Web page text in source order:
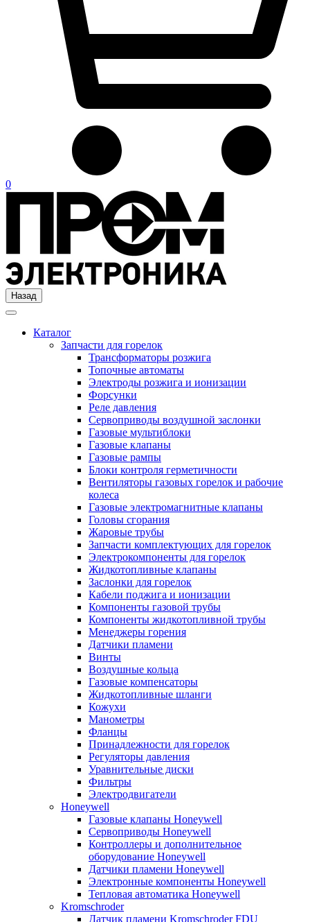
0
Назад
Каталог
Запчасти для горелок
Трансформаторы розжига
Топочные автоматы
Электроды розжига и ионизации
Форсунки
Реле давления
Сервоприводы воздушной заслонки
Газовые мультиблоки
Газовые клапаны
Газовые рампы
Блоки контроля герметичности
Вентиляторы газовых горелок и рабочие
колеса
Газовые электромагнитные клапаны
Головы сгорания
Жаровые трубы
Запчасти комплектующих для горелок
Электрокомпоненты для горелок
Жидкотопливные клапаны
Заслонки для горелок
Кабели поджига и ионизации
Компоненты газовой трубы
Компоненты жидкотопливной трубы
Менеджеры горения
Датчики пламени
Винты
Воздушные кольца
Газовые компенсаторы
Жидкотопливные шланги
Кожухи
Манометры
Фланцы
Принадлежности для горелок
Регуляторы давления
Уравнительные диски
Фильтры
Электродвигатели
Honeywell
Газовые клапаны Honeywell
Сервоприводы Honeywell
Контроллеры и дополнительное
оборудование Honeywell
Датчики пламени Honeywell
Электронные компоненты Honeywell
Тепловая автоматика Honeywell
Kromschroder
Датчик пламени Kromschroder FDU